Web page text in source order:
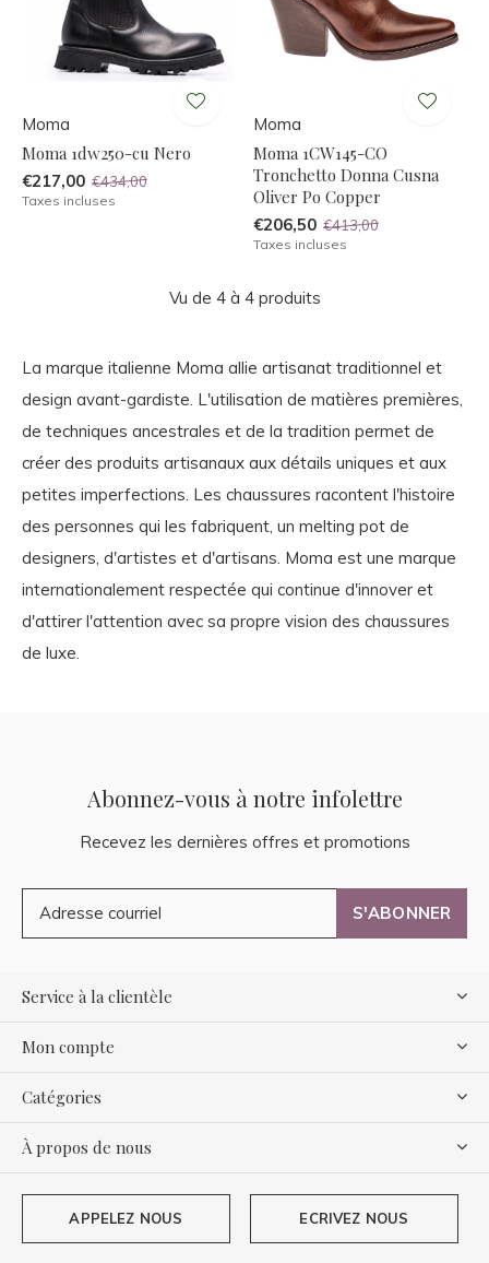
Moma
Moma 1dw250-cu Nero
€217,00 €434,00
Taxes incluses
Moma
Moma 1CW145-CO
Tronchetto Donna Cusna
Oliver Po Copper
€206,50 €413,00
Taxes incluses
Vu de 4 à 4 produits
La marque italienne Moma allie artisanat traditionnel et
design avant-gardiste. L'utilisation de matières premières,
de techniques ancestrales et de la tradition permet de
créer des produits artisanaux aux détails uniques et aux
petites imperfections. Les chaussures racontent l'histoire
des personnes qui les fabriquent, un melting pot de
designers, d'artistes et d'artisans. Moma est une marque
internationalement respectée qui continue d'innover et
d'attirer l'attention avec sa propre vision des chaussures
de luxe.
Abonnez-vous à notre infolettre
Recevez les dernières offres et promotions
S'ABONNER
Service à la clientèle
Mon compte
Catégories
À propos de nous
APPELEZ NOUS ECRIVEZ NOUS